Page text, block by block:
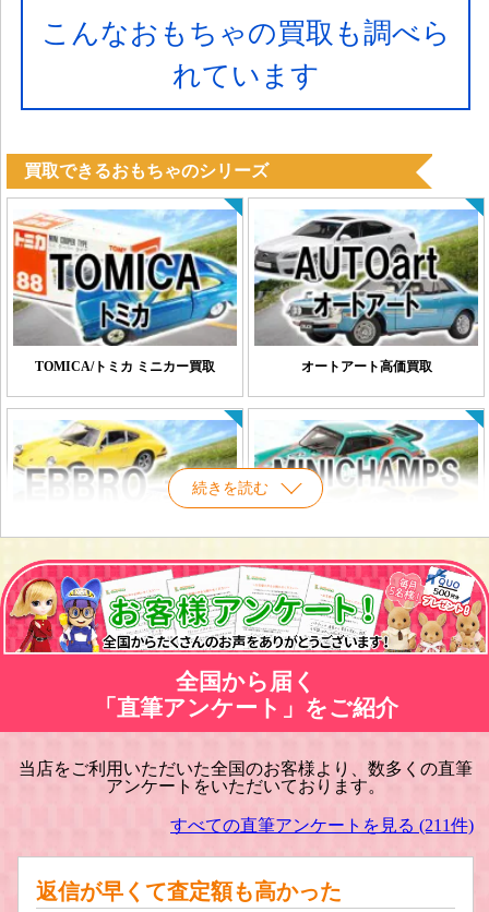
こんなおもちゃの買取も調べら
れています
買取できるおもちゃのシリーズ
続きを読む
TOMICA/トミカ ミニカー買取 オートアート高価買取
EBBRO/エブロ ミニカー買取 ミニチャンプス ミニカー買取
hpi/エイチピーアイ・レーシング ミニ
NOREV/ノレブ ミニカー買取
全国から届く
「直筆アンケート」をご紹介
当店をご利用いただいた全国のお客様より、数多くの直筆
アンケートをいただいております。
すべての直筆アンケートを見る (211件)
返信が早くて査定額も高かった